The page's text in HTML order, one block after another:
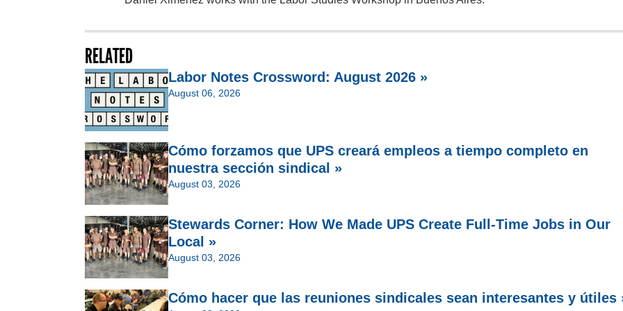
RELATED
Labor Notes Crossword: August 2026 »
August 06, 2026
Cómo forzamos que UPS creará empleos a tiempo completo en
nuestra sección sindical »
August 03, 2026
Stewards Corner: How We Made UPS Create Full-Time Jobs in Our
Local »
August 03, 2026
Cómo hacer que las reuniones sindicales sean interesantes y útiles